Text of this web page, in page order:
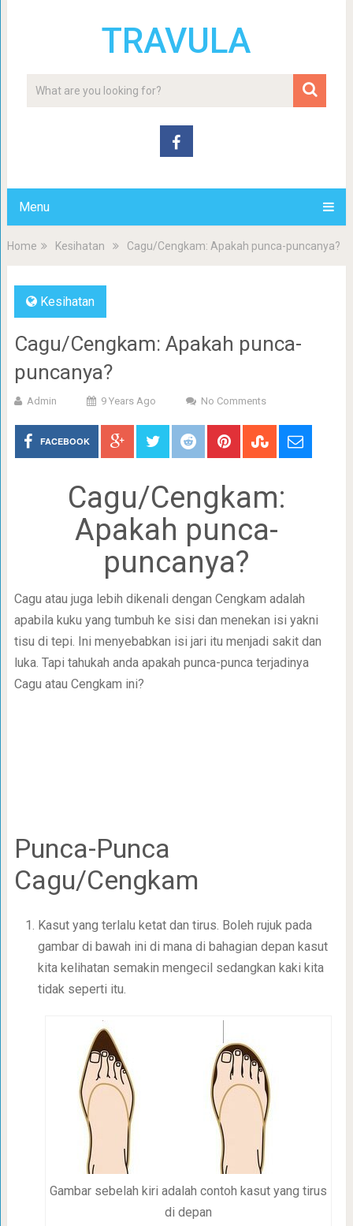
TRAVULA
Menu
Home Kesihatan Cagu/Cengkam: Apakah punca-puncanya?
Kesihatan
Cagu/Cengkam: Apakah punca-
puncanya?
Admin 9 Years Ago No Comments
FACEBOOK
Cagu/Cengkam:
Apakah punca-
puncanya?
Cagu atau juga lebih dikenali dengan Cengkam adalah
apabila kuku yang tumbuh ke sisi dan menekan isi yakni
tisu di tepi. Ini menyebabkan isi jari itu menjadi sakit dan
luka. Tapi tahukah anda apakah punca-punca terjadinya
Cagu atau Cengkam ini?
Punca-Punca
Cagu/Cengkam
Kasut yang terlalu ketat dan tirus. Boleh rujuk pada
gambar di bawah ini di mana di bahagian depan kasut
kita kelihatan semakin mengecil sedangkan kaki kita
tidak seperti itu.
Gambar sebelah kiri adalah contoh kasut yang tirus
di depan